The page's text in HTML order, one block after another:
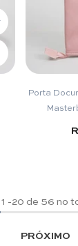
Porta
1 -20 de 56 no
PRÓXIMO